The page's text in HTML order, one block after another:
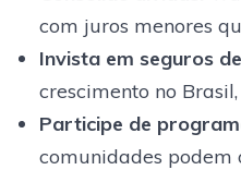
com juros menores
Invista em seguros
crescimento no
Participe de
comunidades podem